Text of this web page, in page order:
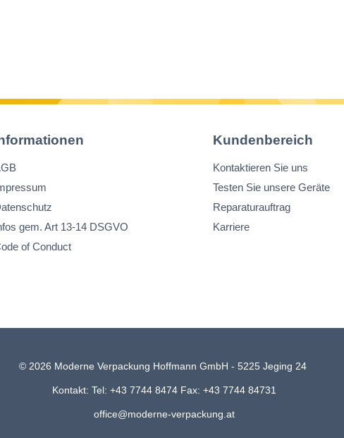
gem. Art 13-14 DSGVO
of Conduct
Kundenbereich
Kontaktieren Sie uns
Testen Sie unsere Geräte
Reparaturauftrag
Karriere
© 2026 Moderne Verpackung Hoffmann GmbH - 5225 Jeging 24
Kontakt: Tel: +43 7744 8474 Fax: +43 7744 84731
office@moderne-verpackung.at